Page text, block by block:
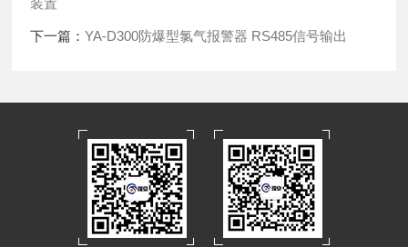
下一篇：YA-D300防爆型氯气报警器 RS485信号输出